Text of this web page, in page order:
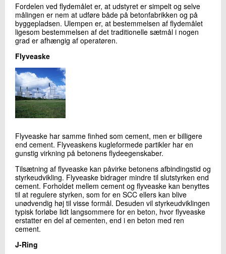
Fordelen ved flydemålet er, at udstyret er simpelt og selve
målingen er nem at udføre både på betonfabrikken og på
byggepladsen. Ulempen er, at bestemmelsen af flydemålet
ligesom bestemmelsen af det traditionelle sætmål i nogen
grad er afhængig af operatøren.
Flyveaske
Flyveaske har samme finhed som cement, men er billigere
end cement. Flyveaskens kugleformede partikler har en
gunstig virkning på betonens flydeegenskaber.
Tilsætning af flyveaske kan påvirke betonens afbindingstid og
styrkeudvikling. Flyveaske bidrager mindre til slutstyrken end
cement. Forholdet mellem cement og flyveaske kan benyttes
til at regulere styrken, som for en SCC ellers kan blive
unødvendig høj til visse formål. Desuden vil styrkeudviklingen
typisk forløbe lidt langsommere for en beton, hvor flyveaske
erstatter en del af cementen, end i en beton med ren
cement.
J-Ring